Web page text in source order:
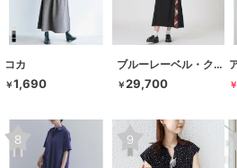
コカ
￥1,690
ブルーレーベル・クレストブリッジ
￥29,700 ￥